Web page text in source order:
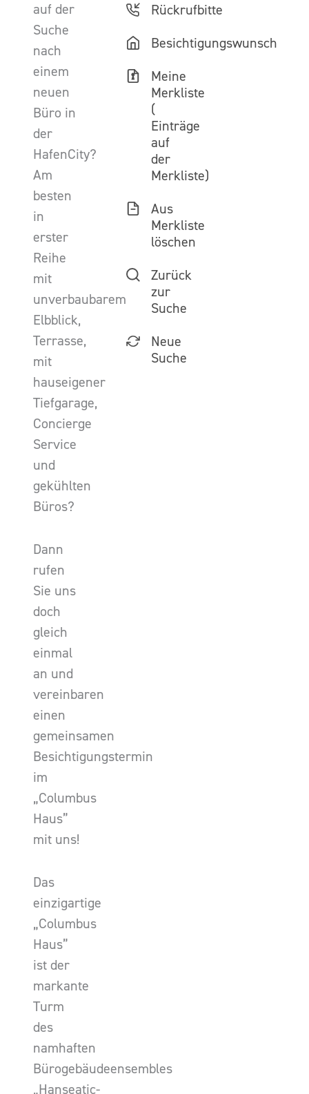
auf der
Suche
nach
einem
neuen
Büro in
der
HafenCity?
Am
besten
in
erster
Reihe
mit
unverbaubarem
Elbblick,
Terrasse,
mit
hauseigener
Tiefgarage,
Concierge
Service
und
gekühlten
Büros?
Dann
rufen
Sie uns
doch
gleich
einmal
an und
vereinbaren
einen
gemeinsamen
Besichtigungstermin
im
„Columbus
Haus”
mit uns!
Das
einzigartige
„Columbus
Haus”
ist der
markante
Turm
des
namhaften
Bürogebäudeensembles
„Hanseatic-
Rückrufbitte
Besichtigungswunsch
Meine
Merkliste
(
Einträge
auf
der
Merkliste)
Aus
Merkliste
löschen
Zurück
zur
Suche
Neue
Suche